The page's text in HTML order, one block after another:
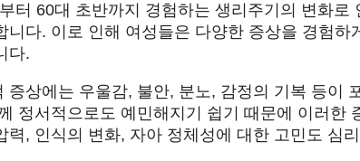
터 60대 초반까지 경험하는 생리주기의 변화로
니다. 이로 인해 여성들은 다양한 증상을 경험
다.
증상에는 우울감, 불안, 분노, 감정의 기복 등이
정서적으로도 예민해지기 쉽기 때문에 이러한
력, 인식의 변화, 자아 정체성에 대한 고민도 심